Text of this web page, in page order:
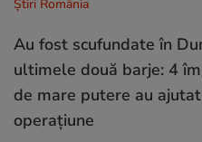
Știri România
Au fost scufundate în
ultimele două barje: 4
de mare putere au
operațiune